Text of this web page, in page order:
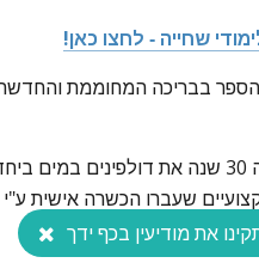
שחייה - לחצו כאן!
בבריכה המחוממת
יובל ירדן מפעיל מזה 30 שנה את דולפינים
שעברו הכשרה אישית ע"י
את מודיעין בכף ידך